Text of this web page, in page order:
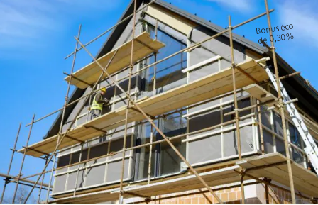
un
en
Bonus éco
de 0,30%